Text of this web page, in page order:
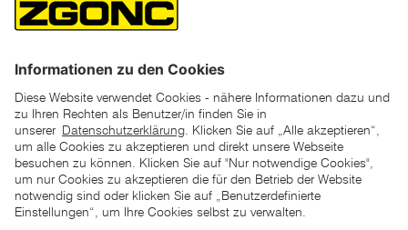
*der "statt"-Preis ist der niedrigste von uns in den letzten 30
Tagen vor Beginn dieser Aktion verlangte Preis
unter den UVP Preisen auf dieser Website sind die